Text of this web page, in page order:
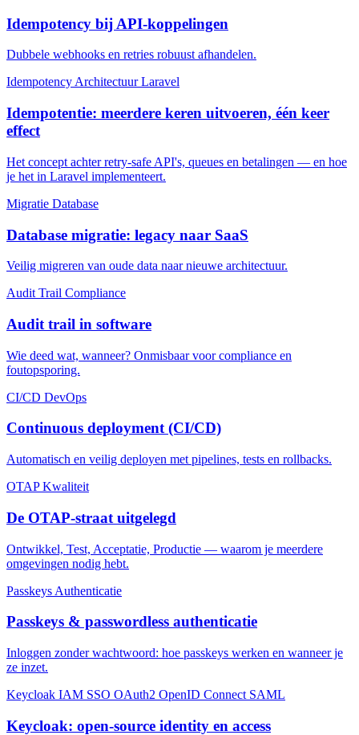
Idempotency bij API-koppelingen
Dubbele webhooks en retries robuust afhandelen.
IdempotencyArchitectuur Laravel
Idempotentie: meerdere keren uitvoeren, één keer
effect
Het concept achter retry-safe API's, queues en betalingen — en hoe
je het in Laravel implementeert.
Migratie Database
Database migratie: legacy naar SaaS
Veilig migreren van oude data naar nieuwe architectuur.
Audit Trail Compliance
Audit trail in software
Wie deed wat, wanneer? Onmisbaar voor compliance en
foutopsporing.
CI/CD DevOps
Continuous deployment (CI/CD)
Automatisch en veilig deployen met pipelines, tests en rollbacks.
OTAP Kwaliteit
De OTAP-straat uitgelegd
Ontwikkel, Test, Acceptatie, Productie — waarom je meerdere
omgevingen nodig hebt.
Passkeys Authenticatie
Passkeys & passwordless authenticatie
Inloggen zonder wachtwoord: hoe passkeys werken en wanneer je
ze inzet.
Keycloak IAM SSO OAuth2 OpenID Connect SAML
Keycloak: open-source identity en access